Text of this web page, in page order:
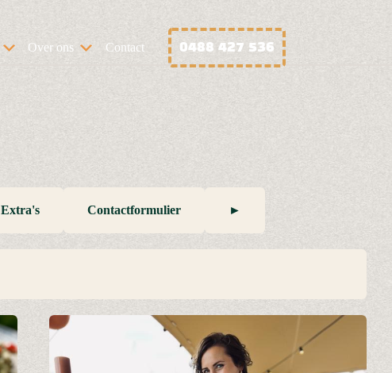
Over ons Contact 0488 427 536
Extra's Contactformulier ►